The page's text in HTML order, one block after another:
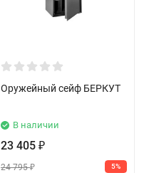
Оружейный сейф БЕРКУТ
В наличии
23 405 ₽
24 795₽ 5%